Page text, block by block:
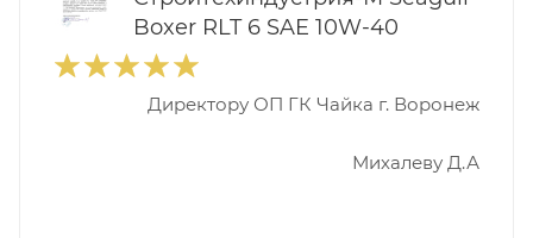
Boxer RLT 6 SAE 10W-40
Директору ОП ГК Чайка г. Воронеж
Михалеву Д.А